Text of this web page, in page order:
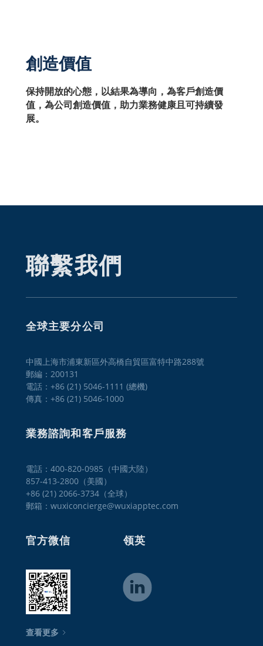
創造價值
保持開放的心態，以結果為導向，為客戶創造價
值，為公司創造價值，助力業務健康且可持續發
展。
聯繫我們
全球主要分公司
中國上海市浦東新區外高橋自貿區富特中路288號
郵編：200131
電話：+86 (21) 5046-1111 (總機)
傳真：+86 (21) 5046-1000
業務諮詢和客戶服務
電話：400-820-0985（中國大陸）
857-413-2800（美國）
+86 (21) 2066-3734（全球）
郵箱：wuxiconcierge@wuxiapptec.com
官方微信 领英
查看更多